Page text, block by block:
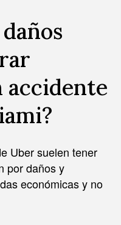
accidente
Uber suelen tener
por daños y
económicas y no